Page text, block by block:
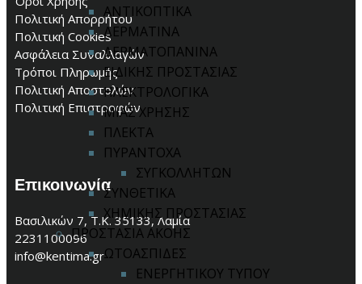
ΑΝΤΙΚΟΠΤΙΚΑ
ΔΕΡΜΑΤΙΝΑ
ΔΕΡΜΑΤΟΠΑΝΙΝΑ
ΕΙΔΙΚΗΣ ΠΡΟΣΤΑΣΙΑΣ
ΗΛΕΚΤΡΟΛΟΓΙΚΑ
ΜΙΑΣ ΧΡΗΣΗΣ
ΠΛΕΚΤΑ
ΠΥΡΑΝΤΟΧΑ
ΣΥΓΚΟΛΛΗΤΩΝ
ΣΥΝΘΕΤΙΚΑ
ΧΗΜΙΚΗΣ ΠΡΟΣΤΑΣΙΑΣ
ΠΡΟΣΤΑΣΙΑ ΑΚΟΗΣ
ΩΤΟΑΣΠΙΔΕΣ
ΕΝΕΡΓΗΤΙΚΟΥ ΤΥΠΟΥ
Πολιτική Απορρήτου
Πολιτική Cookies
Ασφάλεια Συναλλαγών
Τρόποι Πληρωμής
Πολιτική Αποστολών
Πολιτική Επιστροφών
Επικοινωνία
Βασιλικών 7, Τ.Κ. 35133, Λαμία
2231100096
info@kentima.gr